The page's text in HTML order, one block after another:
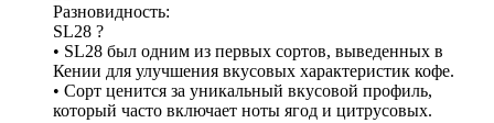
Разновидность:
SL28 ?
• SL28 был одним из первых сортов, выведенных в
Кении для улучшения вкусовых характеристик кофе.
• Сорт ценится за уникальный вкусовой профиль,
который часто включает ноты ягод и цитрусовых.